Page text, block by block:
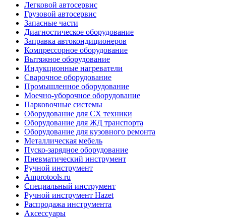
Легковой автосервис
Грузовой автосервис
Запасные части
Диагностическое оборудование
Заправка автокондиционеров
Компрессорное оборудование
Вытяжное оборудование
Индукционные нагреватели
Сварочное оборудование
Промышленное оборудование
Моечно-уборочное оборудование
Парковочные системы
Оборудование для СХ техники
Оборудование для ЖД транспорта
Оборудование для кузовного ремонта
Металлическая мебель
Пуско-зарядное оборудование
Пневматический инструмент
Ручной инструмент
Amprotools.ru
Специальный инструмент
Ручной инструмент Hazet
Распродажа инструмента
Аксессуары